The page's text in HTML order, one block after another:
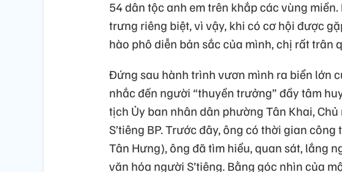
54 dân tộc anh em trên khắp các vùng
trưng riêng biệt, vì vậy, khi có cơ hội được
hào phô diễn bản sắc của mình, chị rất trân
Đứng sau hành trình vươn mình ra biển lớn
nhắc đến người “thuyền trưởng” đầy tâm
tịch Ủy ban nhân dân phường Tân Khai,
S’tiêng BP. Trước đây, ông có thời gian
Tân Hưng), ông đã tìm hiểu, quan sát, lắng
văn hóa người S’tiêng. Bằng góc nhìn của